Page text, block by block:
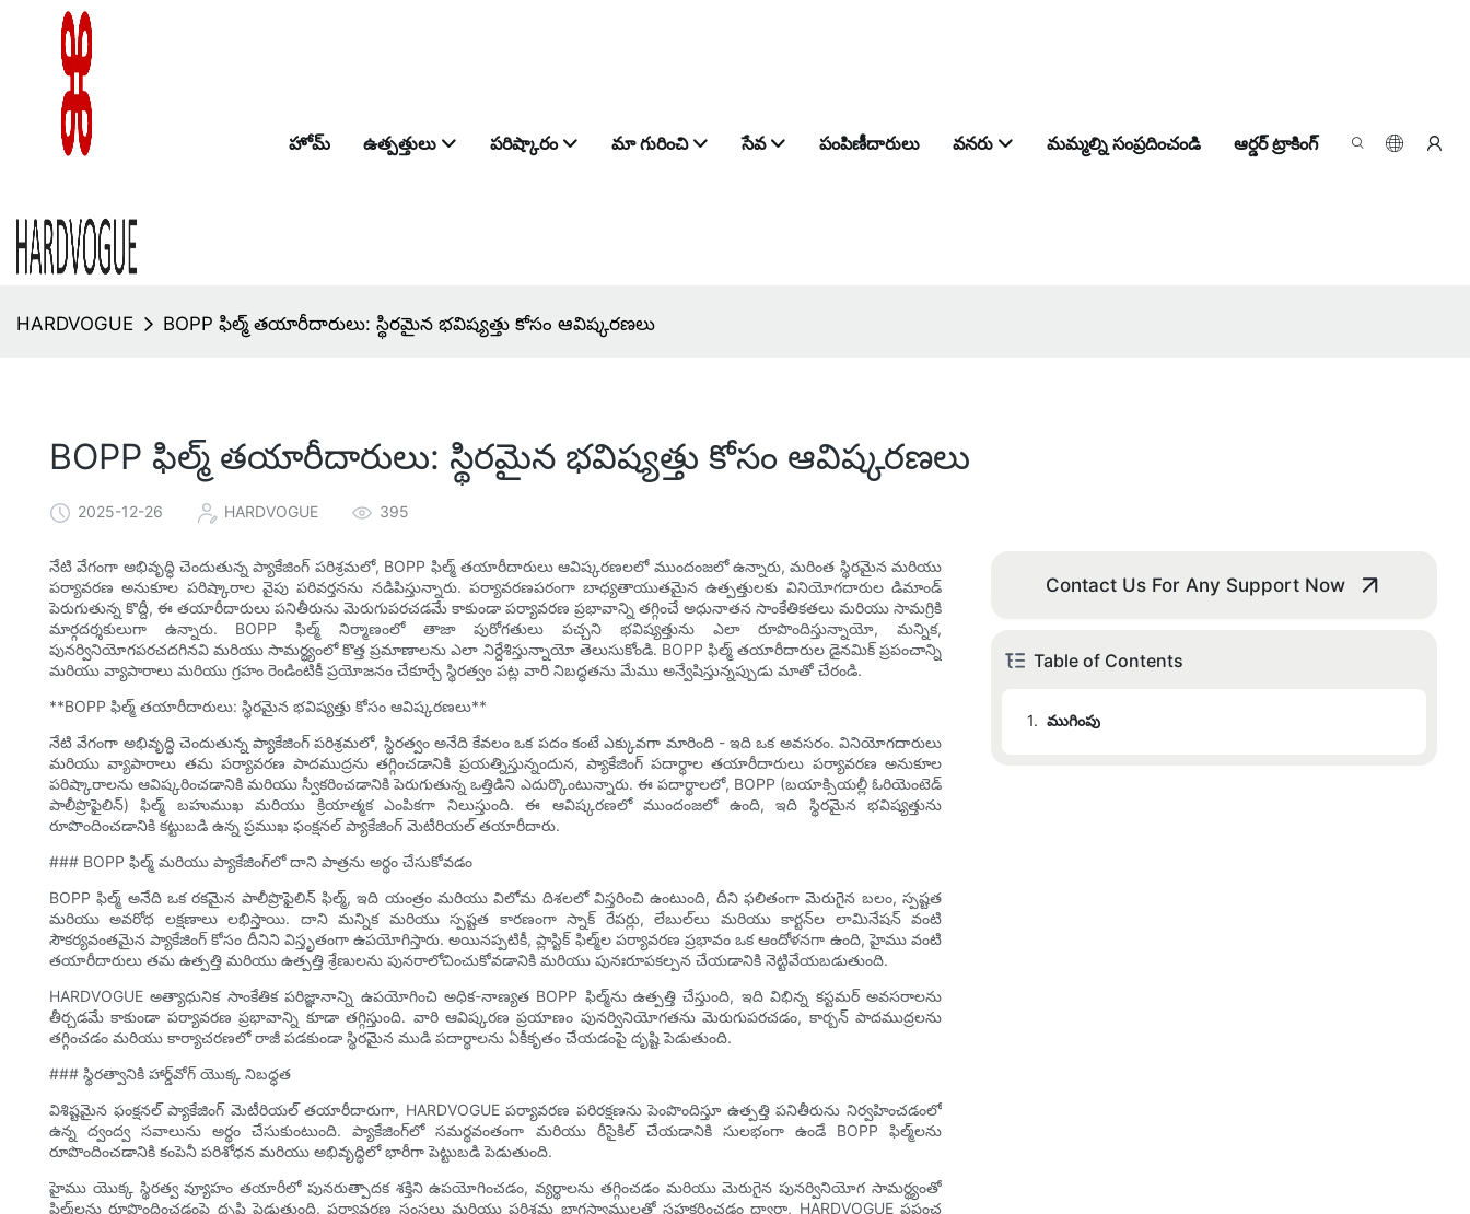
హోమ్ ఉత్పత్తులు పరిష్కారం మా గురించి సేవ పంపిణీదారులు వనరు మమ్మల్ని సంప్రదించండి ఆర్డర్ ట్రాకింగ్
HARDVOGUE BOPP ఫిల్మ్ తయారీదారులు: స్థిరమైన భవిష్యత్తు కోసం ఆవిష్కరణలు
BOPP ఫిల్మ్ తయారీదారులు: స్థిరమైన భవిష్యత్తు కోసం ఆవిష్కరణలు
2025-12-26 HARDVOGUE 395
నేటి వేగంగా అభివృద్ధి చెందుతున్న ప్యాకేజింగ్ పరిశ్రమలో, BOPP ఫిల్మ్ తయారీదారులు ఆవిష్కరణలలో ముందంజలో ఉన్నారు, మరింత స్థిరమైన మరియు
పర్యావరణ అనుకూల పరిష్కారాల వైపు పరివర్తనను నడిపిస్తున్నారు. పర్యావరణపరంగా బాధ్యతాయుతమైన ఉత్పత్తులకు వినియోగదారుల డిమాండ్
పెరుగుతున్న కొద్దీ, ఈ తయారీదారులు పనితీరును మెరుగుపరచడమే కాకుండా పర్యావరణ ప్రభావాన్ని తగ్గించే అధునాతన సాంకేతికతలు మరియు సామగ్రికి
మార్గదర్శకులుగా ఉన్నారు. BOPP ఫిల్మ్ నిర్మాణంలో తాజా పురోగతులు పచ్చని భవిష్యత్తును ఎలా రూపొందిస్తున్నాయో, మన్నిక,
పునర్వినియోగపరచదగినవి మరియు సామర్థ్యంలో కొత్త ప్రమాణాలను ఎలా నిర్దేశిస్తున్నాయో తెలుసుకోండి. BOPP ఫిల్మ్ తయారీదారుల డైనమిక్ ప్రపంచాన్ని
మరియు వ్యాపారాలు మరియు గ్రహం రెండింటికీ ప్రయోజనం చేకూర్చే స్థిరత్వం పట్ల వారి నిబద్ధతను మేము అన్వేషిస్తున్నప్పుడు మాతో చేరండి.
**BOPP ఫిల్మ్ తయారీదారులు: స్థిరమైన భవిష్యత్తు కోసం ఆవిష్కరణలు**
నేటి వేగంగా అభివృద్ధి చెందుతున్న ప్యాకేజింగ్ పరిశ్రమలో, స్థిరత్వం అనేది కేవలం ఒక పదం కంటే ఎక్కువగా మారింది - ఇది ఒక అవసరం. వినియోగదారులు
మరియు వ్యాపారాలు తమ పర్యావరణ పాదముద్రను తగ్గించడానికి ప్రయత్నిస్తున్నందున, ప్యాకేజింగ్ పదార్థాల తయారీదారులు పర్యావరణ అనుకూల
పరిష్కారాలను ఆవిష్కరించడానికి మరియు స్వీకరించడానికి పెరుగుతున్న ఒత్తిడిని ఎదుర్కొంటున్నారు. ఈ పదార్థాలలో, BOPP (బయాక్సియల్లీ ఓరియెంటెడ్
పాలీప్రొఫైలిన్) ఫిల్మ్ బహుముఖ మరియు క్రియాత్మక ఎంపికగా నిలుస్తుంది. ఈ ఆవిష్కరణలో ముందంజలో ఉంది, ఇది స్థిరమైన భవిష్యత్తును
రూపొందించడానికి కట్టుబడి ఉన్న ప్రముఖ ఫంక్షనల్ ప్యాకేజింగ్ మెటీరియల్ తయారీదారు.
### BOPP ఫిల్మ్ మరియు ప్యాకేజింగ్‌లో దాని పాత్రను అర్థం చేసుకోవడం
BOPP ఫిల్మ్ అనేది ఒక రకమైన పాలీప్రొఫైలిన్ ఫిల్మ్, ఇది యంత్రం మరియు విలోమ దిశలలో విస్తరించి ఉంటుంది, దీని ఫలితంగా మెరుగైన బలం, స్పష్టత
మరియు అవరోధ లక్షణాలు లభిస్తాయి. దాని మన్నిక మరియు స్పష్టత కారణంగా స్నాక్ రేపర్లు, లేబుల్‌లు మరియు కార్టన్‌ల లామినేషన్ వంటి
సౌకర్యవంతమైన ప్యాకేజింగ్ కోసం దీనిని విస్తృతంగా ఉపయోగిస్తారు. అయినప్పటికీ, ప్లాస్టిక్ ఫిల్మ్‌ల పర్యావరణ ప్రభావం ఒక ఆందోళనగా ఉంది, హైము వంటి
తయారీదారులు తమ ఉత్పత్తి మరియు ఉత్పత్తి శ్రేణులను పునరాలోచించుకోవడానికి మరియు పునఃరూపకల్పన చేయడానికి నెట్టివేయబడుతుంది.
HARDVOGUE అత్యాధునిక సాంకేతిక పరిజ్ఞానాన్ని ఉపయోగించి అధిక-నాణ్యత BOPP ఫిల్మ్‌ను ఉత్పత్తి చేస్తుంది, ఇది విభిన్న కస్టమర్ అవసరాలను
తీర్చడమే కాకుండా పర్యావరణ ప్రభావాన్ని కూడా తగ్గిస్తుంది. వారి ఆవిష్కరణ ప్రయాణం పునర్వినియోగతను మెరుగుపరచడం, కార్బన్ పాదముద్రలను
తగ్గించడం మరియు కార్యాచరణలో రాజీ పడకుండా స్థిరమైన ముడి పదార్థాలను ఏకీకృతం చేయడంపై దృష్టి పెడుతుంది.
### స్థిరత్వానికి హార్డ్‌వోగ్ యొక్క నిబద్ధత
విశిష్టమైన ఫంక్షనల్ ప్యాకేజింగ్ మెటీరియల్ తయారీదారుగా, HARDVOGUE పర్యావరణ పరిరక్షణను పెంపొందిస్తూ ఉత్పత్తి పనితీరును నిర్వహించడంలో
ఉన్న ద్వంద్వ సవాలును అర్థం చేసుకుంటుంది. ప్యాకేజింగ్‌లో సమర్థవంతంగా మరియు రీసైకిల్ చేయడానికి సులభంగా ఉండే BOPP ఫిల్మ్‌లను
రూపొందించడానికి కంపెనీ పరిశోధన మరియు అభివృద్ధిలో భారీగా పెట్టుబడి పెడుతుంది.
హైము యొక్క స్థిరత్వ వ్యూహం తయారీలో పునరుత్పాదక శక్తిని ఉపయోగించడం, వ్యర్థాలను తగ్గించడం మరియు మెరుగైన పునర్వినియోగ సామర్థ్యంతో
ఫిల్మ్‌లను రూపొందించడంపై దృష్టి పెడుతుంది. పర్యావరణ సంస్థలు మరియు పరిశ్రమ భాగస్వాములతో సహకరించడం ద్వారా, HARDVOGUE ప్రపంచ
Contact Us For Any Support Now
Table of Contents
1. ముగింపు